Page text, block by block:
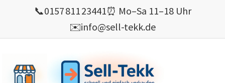
📞0157 811 23441⏰ Mo–Sa 11–18 Uhr
✉️info@sell-tekk.de
springen
springen